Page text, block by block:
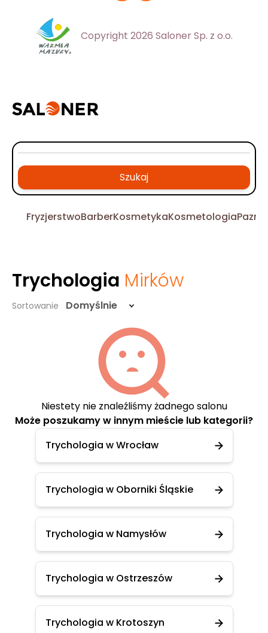
Copyright 2026 Saloner Sp. z o.o.
Szukaj
FryzjerstwoBarberKosmetykaKosmetologia
Trychologia Mirków
Sortowanie Domyślnie
Niestety nie znaleźliśmy żadnego salonu
Może poszukamy w innym mieście lub kategorii?
Trychologia w Wrocław
Trychologia w Oborniki Śląskie
Trychologia w Namysłów
Trychologia w Ostrzeszów
Trychologia w Krotoszyn